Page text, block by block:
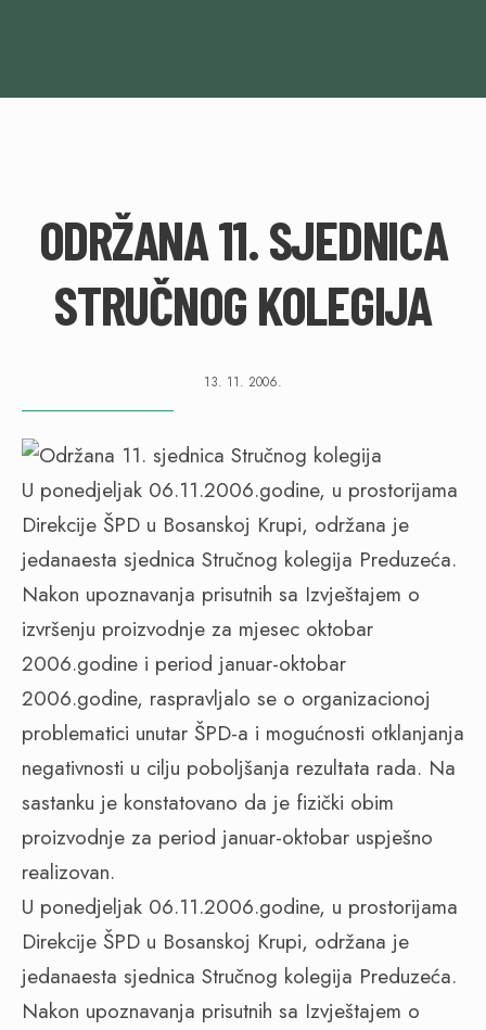
ODRŽANA 11. SJEDNICA
STRUČNOG KOLEGIJA
13. 11. 2006.
U ponedjeljak 06.11.2006.godine, u prostorijama
Direkcije ŠPD u Bosanskoj Krupi, održana je
jedanaesta sjednica Stručnog kolegija Preduzeća.
Nakon upoznavanja prisutnih sa Izvještajem o
izvršenju proizvodnje za mjesec oktobar
2006.godine i period januar-oktobar
2006.godine, raspravljalo se o organizacionoj
problematici unutar ŠPD-a i mogućnosti otklanjanja
negativnosti u cilju poboljšanja rezultata rada. Na
sastanku je konstatovano da je fizički obim
proizvodnje za period januar-oktobar uspješno
realizovan.
U ponedjeljak 06.11.2006.godine, u prostorijama
Direkcije ŠPD u Bosanskoj Krupi, održana je
jedanaesta sjednica Stručnog kolegija Preduzeća.
Nakon upoznavanja prisutnih sa Izvještajem o